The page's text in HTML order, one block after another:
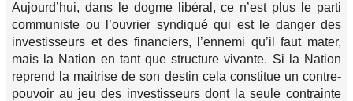
Aujourd’hui, dans le dogme libéral, ce n’est plus le parti
communiste ou l’ouvrier syndiqué qui est le danger des
investisseurs et des financiers, l’ennemi qu’il faut mater,
mais la Nation en tant que structure vivante. Si la Nation
reprend la maitrise de son destin cela constitue un contre-
pouvoir au jeu des investisseurs dont la seule contrainte